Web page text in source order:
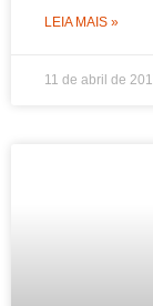
LEIA MAIS »
11 de abril de